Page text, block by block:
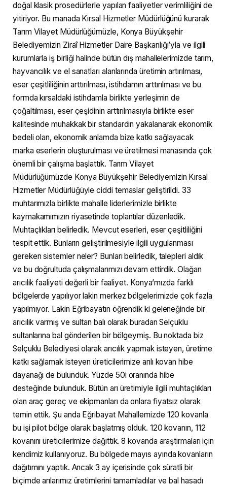
doğal klasik prosedürlerle yapılan faaliyetler verimliliğini de
yitiriyor. Bu manada Kırsal Hizmetler Müdürlüğünü kurarak
Tarım Vilayet Müdürlüğümüzle, Konya Büyükşehir
Belediyemizin Ziraî Hizmetler Daire Başkanlığı’yla ve ilgili
kurumlarla iş birliği halinde bütün dış mahallelerimizde tarım,
hayvancılık ve el sanatları alanlarında üretimin artırılması,
eser çeşitliliğinin arttırılması, istihdamın arttırılması ve bu
formda kırsaldaki istihdamla birlikte yerleşimin de
çoğaltılması, eser çeşidinin arttırılmasıyla birlikte eser
kalitesinde muhakkak bir standardın yakalanarak ekonomik
bedeli olan, ekonomik anlamda bize katkı sağlayacak
marka eserlerin oluşturulması ve üretilmesi manasında çok
önemli bir çalışma başlattık. Tarım Vilayet
Müdürlüğümüzde Konya Büyükşehir Belediyemizin Kırsal
Hizmetler Müdürlüğüyle ciddi temaslar geliştirildi. 33
muhtarımızla birlikte mahalle liderlerimizle birlikte
kaymakamımızın riyasetinde toplantılar düzenledik.
Muhtaçlıkları belirledik. Mevcut eserleri, eser çeşitliliğini
tespit ettik. Bunların geliştirilmesiyle ilgili uygulanması
gereken sistemler neler? Bunları belirledik, talepleri aldık
ve bu doğrultuda çalışmalarımızı devam ettirdik. Olağan
arıcılık faaliyeti değerli bir faaliyet. Konya’mızda farklı
bölgelerde yapılıyor lakin merkez bölgelerimizde çok fazla
yapılmıyor. Lakin Eğribayatın öğrendik ki geleneğinde bir
arıcılık varmış ve sultan balı olarak buradan Selçuklu
sultanlarına bal gönderilen bir bölgeymiş. Bu noktada biz
Selçuklu Belediyesi olarak arıcılık yapmak isteyen, üretime
katkı sağlamak isteyen üreticilerimize arılı kovan hibe
dayanağı de bulunduk. Yüzde 50i oranında hibe
desteğinde bulunduk. Bütün arı üretimiyle ilgili muhtaçlıkları
olan araç gereç ve ekipmanları da onlara fiyatsız olarak
temin ettik. Şu anda Eğribayat Mahallemizde 120 kovanla
bu işi pilot bölge olarak başlatmış olduk. 120 kovanın, 112
kovanını üreticilerimize dağıttık. 8 kovanda araştırmaları için
kendimiz kullanıyoruz. Bu bölgede mayıs ayında kovanların
dağıtımını yaptık. Ancak 3 ay içerisinde çok süratli bir
biçimde arılarımız üretimlerini tamamladılar ve bal hasadı